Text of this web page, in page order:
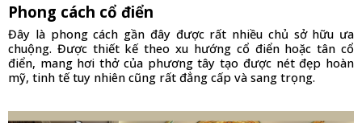
Phong cách cổ điển
Đây là phong cách gần đây được rất nhiều chủ sở hữu ưa
chuộng. Được thiết kế theo xu hướng cổ điển hoặc tân cổ
điển, mang hơi thở của phương tây tạo được nét đẹp hoàn
mỹ, tinh tế tuy nhiên cũng rất đẳng cấp và sang trọng.